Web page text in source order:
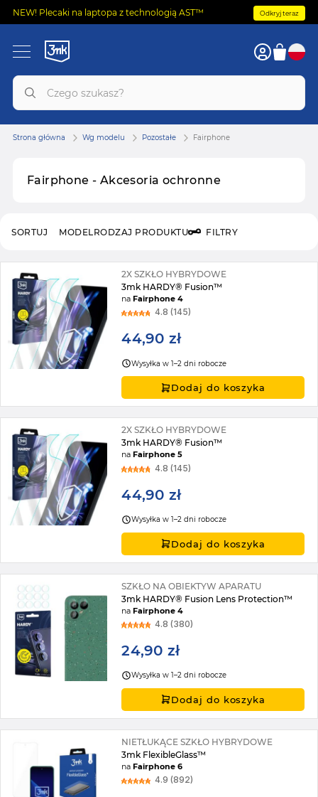
NEW! Plecaki na laptopa z technologią AST™ Odkryj teraz
Fairphone - Akcesoria ochronne
Strona główna Wg modelu Pozostałe Fairphone
MODELRODZAJ PRODUKTU FILTRY
SORTUJ
2X SZKŁO HYBRYDOWE
3mk HARDY® Fusion™
naFairphone 4
4.8 (145)
44,90 zł
Wysyłka w 1–2 dni robocze
Dodaj do koszyka
2X SZKŁO HYBRYDOWE
3mk HARDY® Fusion™
naFairphone 5
4.8 (145)
44,90 zł
Wysyłka w 1–2 dni robocze
Dodaj do koszyka
SZKŁO NA OBIEKTYW APARATU
3mk HARDY® Fusion Lens Protection™
naFairphone 4
4.8 (380)
24,90 zł
Wysyłka w 1–2 dni robocze
Dodaj do koszyka
NIETŁUKĄCE SZKŁO HYBRYDOWE
3mk FlexibleGlass™
naFairphone 6
4.9 (892)